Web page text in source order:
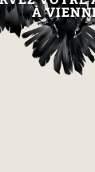
À